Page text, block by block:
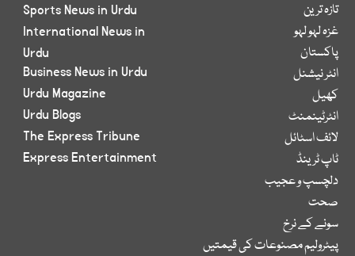
تازہ ترین
غزہ لہو لہو
پاکستان
انٹر نیشنل
کھیل
انٹرٹینمنٹ
لائف اسٹائل
ٹاپ ٹرینڈ
دلچسپ و عجیب
صحت
سونے کے نرخ
پیٹرولیم مصنوعات کی قیمتیں
Sports News in Urdu
International News in
Urdu
Business News in Urdu
Urdu Magazine
Urdu Blogs
The Express Tribune
Express Entertainment